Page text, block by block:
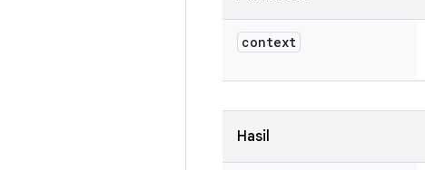
context
Hasil